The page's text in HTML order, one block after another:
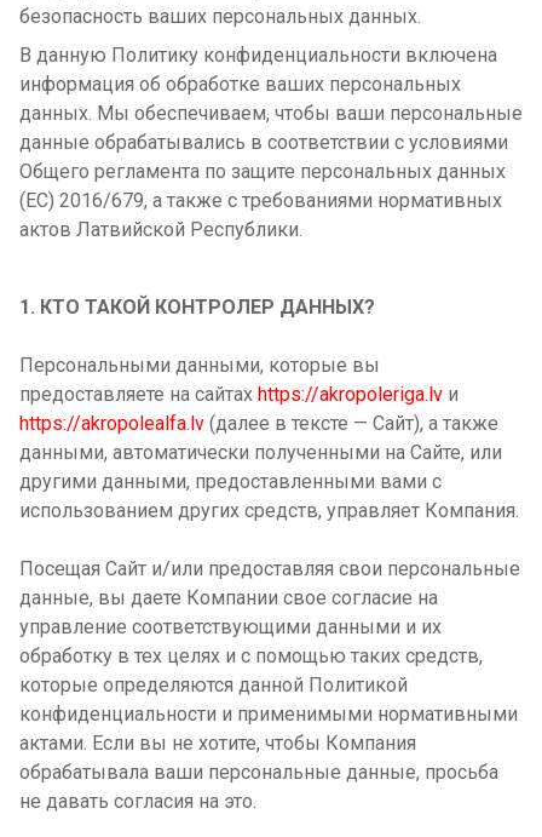
безопасность ваших персональных данных.
В данную Политику конфиденциальности включена
информация об обработке ваших персональных
данных. Мы обеспечиваем, чтобы ваши персональные
данные обрабатывались в соответствии с условиями
Общего регламента по защите персональных данных
(ЕС) 2016/679, а также с требованиями нормативных
актов Латвийской Республики.
1. КТО ТАКОЙ КОНТРОЛЕР ДАННЫХ?
Персональными данными, которые вы
предоставляете на сайтах https://akropoleriga.lv и
https://akropolealfa.lv (далее в тексте — Сайт), а также
данными, автоматически полученными на Сайте, или
другими данными, предоставленными вами с
использованием других средств, управляет Компания.
Посещая Сайт и/или предоставляя свои персональные
данные, вы даете Компании свое согласие на
управление соответствующими данными и их
обработку в тех целях и с помощью таких средств,
которые определяются данной Политикой
конфиденциальности и применимыми нормативными
актами. Если вы не хотите, чтобы Компания
обрабатывала ваши персональные данные, просьба
не давать согласия на это.